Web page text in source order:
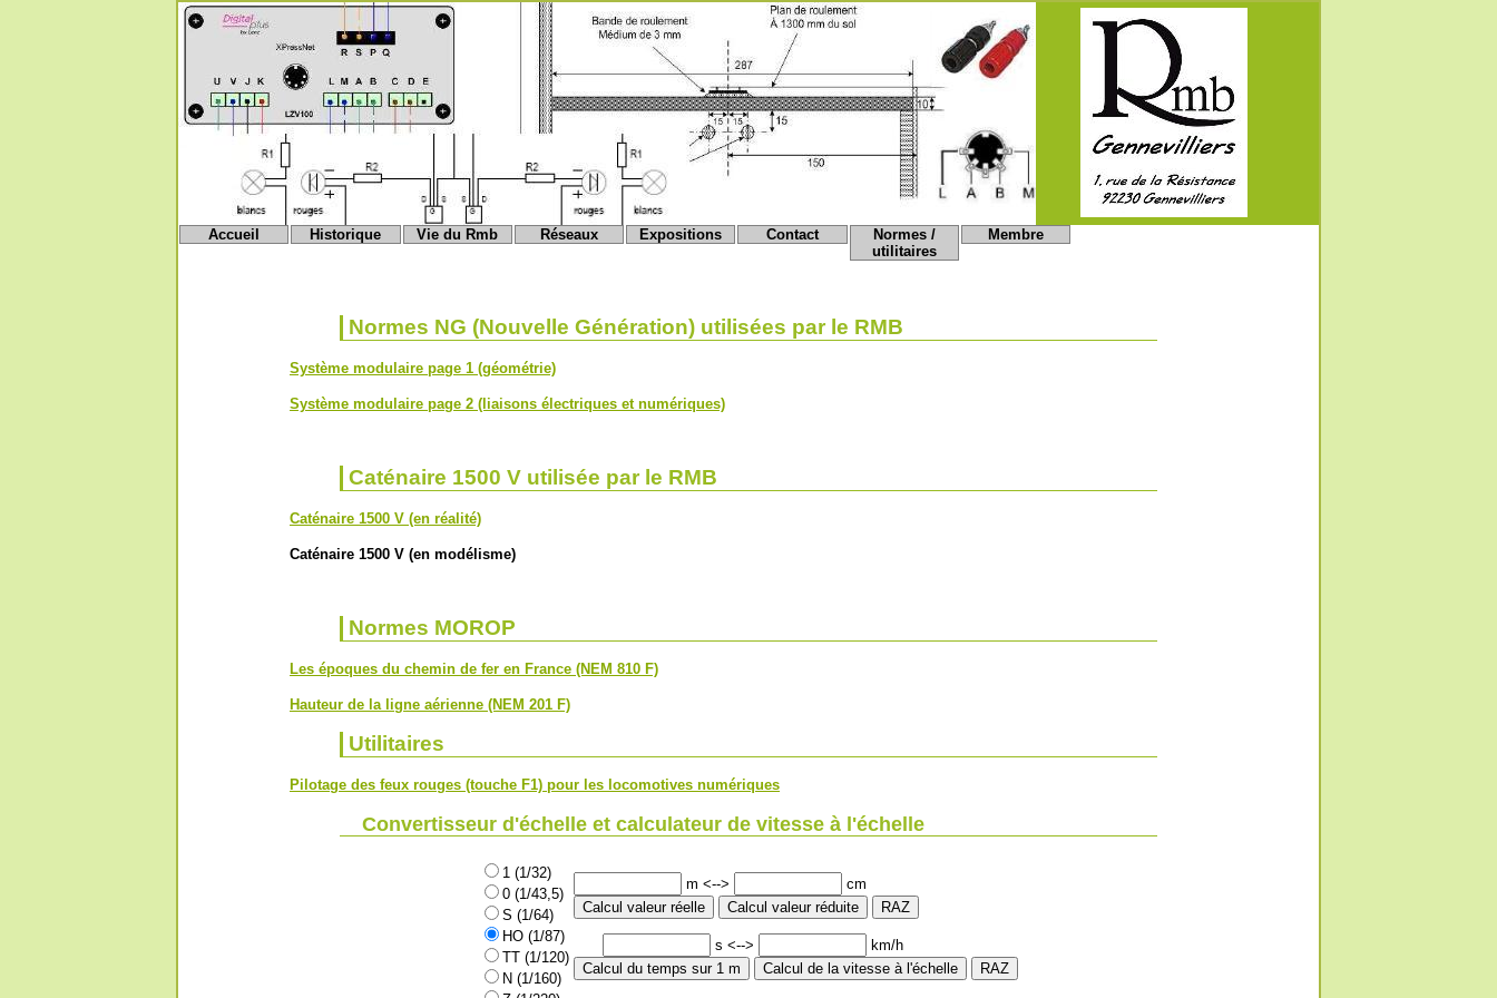
Accueil Historique Vie du Rmb Réseaux Expositions Contact
Normes /
utilitaires
Membre
Normes NG (Nouvelle Génération) utilisées par le RMB
Système modulaire page 1 (géométrie)
Système modulaire page 2 (liaisons électriques et numériques)
Caténaire 1500 V utilisée par le RMB
Caténaire 1500 V (en réalité)
Caténaire 1500 V (en modélisme)
Normes MOROP
Les époques du chemin de fer en France (NEM 810 F)
Hauteur de la ligne aérienne (NEM 201 F)
Utilitaires
Pilotage des feux rouges (touche F1) pour les locomotives numériques
Convertisseur d'échelle et calculateur de vitesse à l'échelle
1 (1/32)
0 (1/43,5)
S (1/64)
HO (1/87)
TT (1/120)
N (1/160)
m <--> cm
s <--> km/h